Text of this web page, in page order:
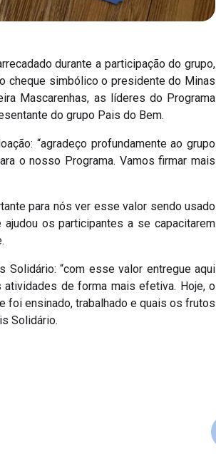
durante a participação do grupo,
cheque simbólico o presidente do Minas
Mascarenhas, as líderes do Programa
do grupo Pais do Bem.
“agradeço profundamente ao grupo
o nosso Programa. Vamos firmar mais
para nós ver esse valor sendo usado
os participantes a se capacitarem
Solidário: “com esse valor entregue aqui
de forma mais efetiva. Hoje, o
foi ensinado, trabalhado e quais os frutos
Solidário.